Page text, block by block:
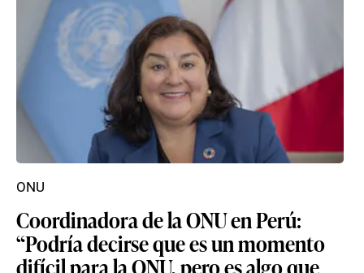
Coordinadora de la ONU en Perú:
“Podría decirse que es un momento
difícil para la ONU, pero es algo que
ONU